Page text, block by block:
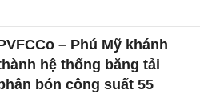
– Phú Mỹ khánh
hệ thống băng tải
bón công suất 55